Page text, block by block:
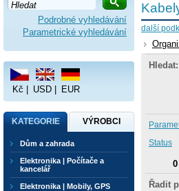
další
Hledat:
Status
Řadit
Podrobné vyhledávání
Parametrické vyhledávání
Kč USD EUR
KATEGORIE VÝROBCI
Dům a zahrada
Elektronika | Počítače a
kancelář
Elektronika | Mobily, GPS